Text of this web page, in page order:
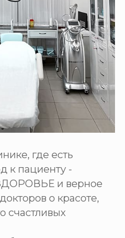
где есть
к пациенту -
и верное
о красоте,
счастливых